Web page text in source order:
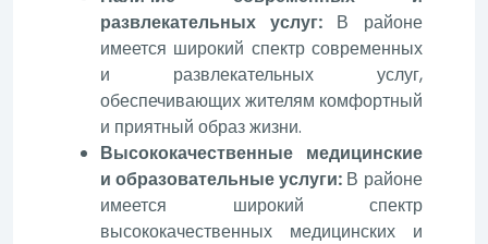
развлекательных услуг:В районе
имеется широкий спектр современных
и развлекательных услуг,
обеспечивающих жителям комфортный
и приятный образ жизни.
Высококачественные медицинские
и образовательные услуги:В районе
имеется широкий спектр
высококачественных медицинских и